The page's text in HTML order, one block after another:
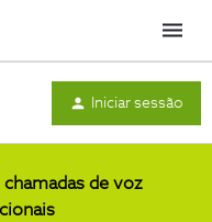
Menu
Iniciar sessão
de voz